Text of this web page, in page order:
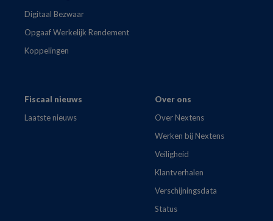
Digitaal Bezwaar
Opgaaf Werkelijk Rendement
Koppelingen
Fiscaal nieuws
Laatste nieuws
Over ons
Over Nextens
Werken bij Nextens
Veiligheid
Klantverhalen
Verschijningsdata
Status